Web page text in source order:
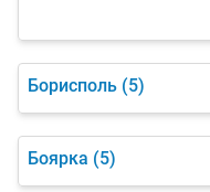
Борисполь (5)
Боярка (5)